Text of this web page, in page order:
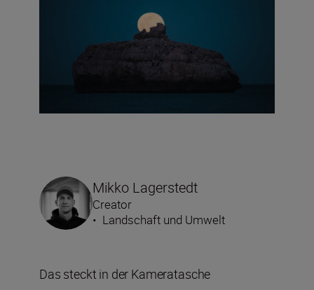
Mikko Lagerstedt
Creator
• Landschaft und Umwelt
Das steckt in der Kameratasche